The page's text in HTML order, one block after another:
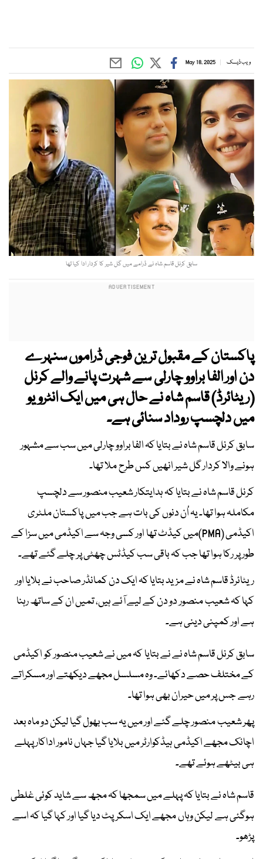
ویب ڈیسک May 18, 2025
سابق کرنل قاسم شاہ نے ڈرامے میں گل شیر کا کردار ادا کیا تھا
پاکستان کے مقبول ترین فوجی ڈراموں سنہرے
دن اور الفا براوو چارلی سے شہرت پانے والے کرنل
(ریٹائرڈ) قاسم شاہ نے حال ہی میں ایک انٹرویو
میں دلچسپ روداد سنائی ہے۔
سابق کرنل قاسم شاہ نے بتایا کہ الفا براوو چارلی میں سب سے مشہور
ہونے والا کردار گل شیر انھیں کس طرح ملا تھا۔
کرنل قاسم شاہ نے بتایا کہ ہدایتکار شعیب منصور سے دلچسپ
مکاملہ ہوا تھا۔ یہ اُن دنوں کی بات ہے جب میں پاکستان ملٹری
اکیڈمی (PMA)میں کیڈٹ تھا اور کسی وجہ سے اکیڈمی میں سزا کے
طور پر رکا ہوا تھا جب کہ باقی سب کیڈٹس چھٹی پر چلے گئے تھے۔
ریٹائرڈ قاسم شاہ نے مزید بتایا کہ ایک دن کمانڈر صاحب نے بلایا اور
کہا کہ شعیب منصور دو دن کے لیے آئے ہیں، تمیں ان کے ساتھ رہنا
ہے اور کمپنی دینی ہے۔
سابق کرنل قاسم شاہ نے نے بتایا کہ میں نے شعیب منصور کو اکیڈمی
کے مختلف حصے دکھائے۔ وہ مسلسل مجھے دیکھتے اور مسکراتے
رہے جس پر میں حیران بھی ہوا تھا۔
پھر شعیب منصور چلے گئے اور میں یہ سب بھول گیا لیکن دو ماہ بعد
اچانک مجھے اکیڈمی ہیڈکوارٹر میں بلایا گیا جہاں نامور اداکار پہلے
ہی بیٹھے ہوئے تھے۔
قاسم شاہ نے بتایا کہ پہلے میں سمجھا کہ مجھ سے شاید کوئی غلطی
ہوگئی ہے لیکن وہاں مجھے ایک اسکرپٹ دیا گیا اور کہا گیا کہ اسے
پڑھو۔